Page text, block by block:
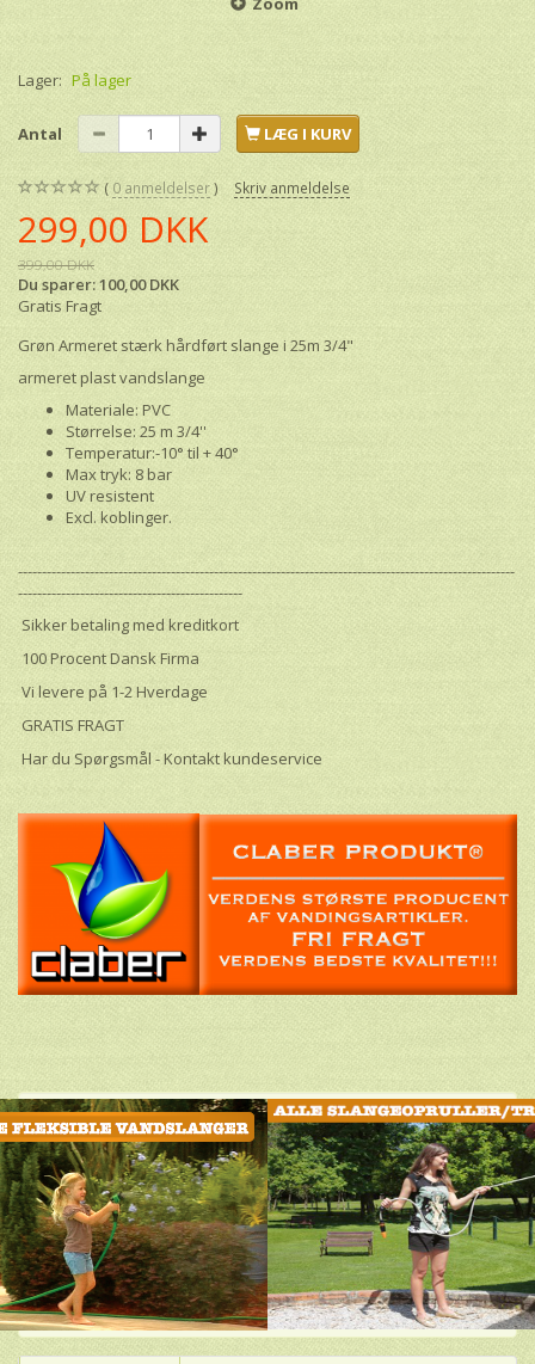
Lager: På lager
Antal LÆG I KURV
0 anmeldelser Skriv anmeldelse
299,00 DKK
399,00 DKK
Du sparer:100,00 DKK
Gratis Fragt
Grøn Armeret stærk hårdført slange i 25m 3/4"
armeret plast vandslange
Materiale: PVC
Størrelse: 25 m 3/4''
Temperatur:-10° til + 40°
Max tryk: 8 bar
UV resistent
Excl. koblinger.
--------------------------------------------------------------------------------------------------------
-----------------------------------------------
Sikker betaling med kreditkort
100 Procent Dansk Firma
Vi levere på 1-2 Hverdage
GRATIS FRAGT
Har du Spørgsmål - Kontakt kundeservice